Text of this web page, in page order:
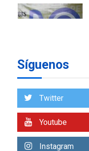
7
Síguenos
Twitter
Youtube
Instagram